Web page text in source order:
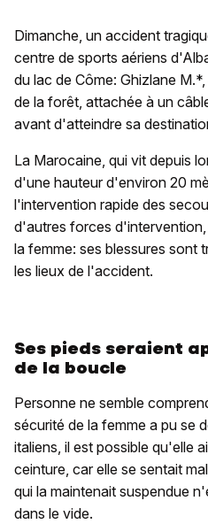
Dimanche, un accident
centre de sports aériens
du lac de Côme: Ghizlane
de la forêt, attachée à un
avant d'atteindre sa
La Marocaine, qui vit depuis
d'une hauteur d'environ 20
l'intervention rapide des
d'autres forces
la femme: ses blessures sont
les lieux de l'accident.
Ses pieds seraient
de la boucle
Personne ne semble
sécurité de la femme a pu se
italiens, il est possible qu'elle
ceinture, car elle se sentait
qui la maintenait suspendue
dans le vide.